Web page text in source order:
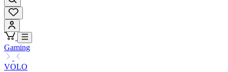
Gaming
VOLO